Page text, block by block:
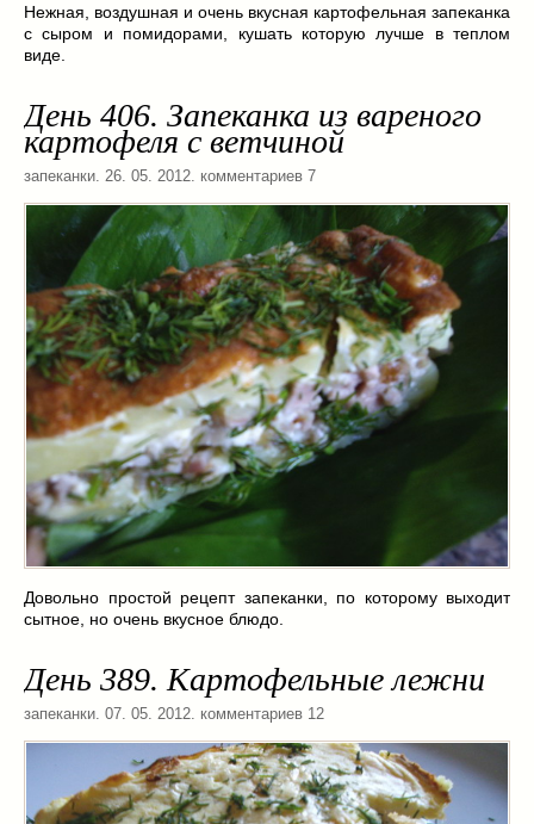
Нежная, воздушная и очень вкусная картофельная запеканка
с сыром и помидорами, кушать которую лучше в теплом
виде.
День 406. Запеканка из вареного
картофеля с ветчиной
запеканки . 26. 05. 2012. комментариев 7
Довольно простой рецепт запеканки, по которому выходит
сытное, но очень вкусное блюдо.
День 389. Картофельные лежни
запеканки . 07. 05. 2012. комментариев 12